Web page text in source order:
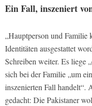
Ein Fall, inszeniert
„Hauptperson und Familie
Identitäten ausgestattet
Schreiben weiter. Es liege
sich bei der Familie „um
inszenierten Fall handelt“.
gedacht: Die Pakistaner